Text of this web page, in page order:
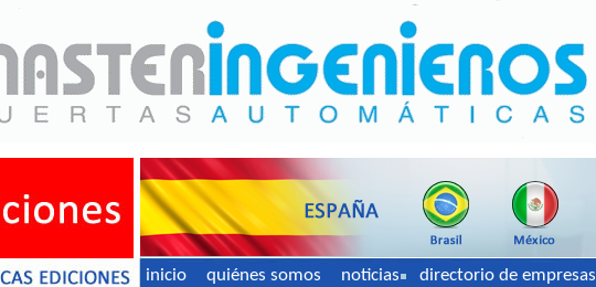
inicio quiénes somos noticias directorio de empresas